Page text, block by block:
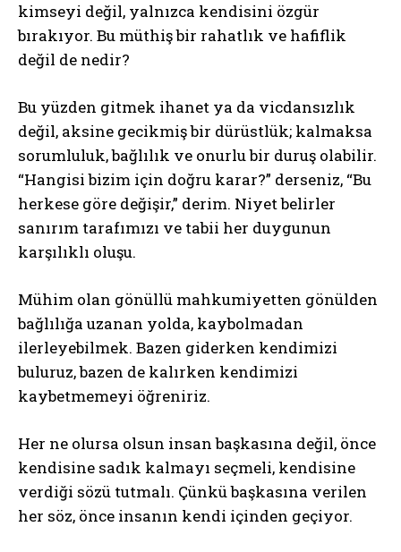
kimseyi değil, yalnızca kendisini özgür
bırakıyor. Bu müthiş bir rahatlık ve hafiflik
değil de nedir?
Bu yüzden gitmek ihanet ya da vicdansızlık
değil, aksine gecikmiş bir dürüstlük; kalmaksa
sorumluluk, bağlılık ve onurlu bir duruş olabilir.
“Hangisi bizim için doğru karar?” derseniz, “Bu
herkese göre değişir,” derim. Niyet belirler
sanırım tarafımızı ve tabii her duygunun
karşılıklı oluşu.
Mühim olan gönüllü mahkumiyetten gönülden
bağlılığa uzanan yolda, kaybolmadan
ilerleyebilmek. Bazen giderken kendimizi
buluruz, bazen de kalırken kendimizi
kaybetmemeyi öğreniriz.
Her ne olursa olsun insan başkasına değil, önce
kendisine sadık kalmayı seçmeli, kendisine
verdiği sözü tutmalı. Çünkü başkasına verilen
her söz, önce insanın kendi içinden geçiyor.